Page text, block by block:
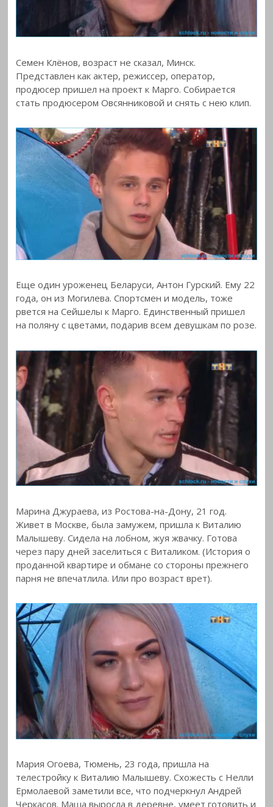
Семен Клёнов, возраст не сказал, Минск.
Представлен как актер, режиссер, оператор,
продюсер пришел на проект к Марго. Собирается
стать продюсером Овсянниковой и снять с нею клип.
Еще один уроженец Беларуси, Антон Гурский. Ему 22
года, он из Могилева. Спортсмен и модель, тоже
рвется на Сейшелы к Марго. Единственный пришел
на поляну с цветами, подарив всем девушкам по розе.
Марина Джураева, из Ростова-на-Дону, 21 год.
Живет в Москве, была замужем, пришла к Виталию
Малышеву. Сидела на лобном, жуя жвачку. Готова
через пару дней заселиться с Виталиком. (История о
проданной квартире и обмане со стороны прежнего
парня не впечатлила. Или про возраст врет).
Мария Огоева, Тюмень, 23 года, пришла на
телестройку к Виталию Малышеву. Схожесть с Нелли
Ермолаевой заметили все, что подчеркнул Андрей
Черкасов. Маша выросла в деревне, умеет готовить и